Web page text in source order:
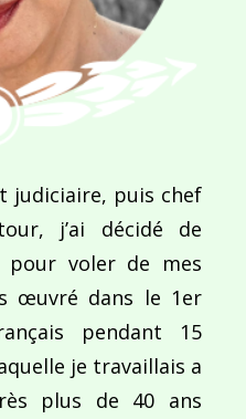
judiciaire, puis chef
j’ai décidé de
voler de mes
œuvré dans le 1er
pendant 15
je travaillais a
plus de 40 ans